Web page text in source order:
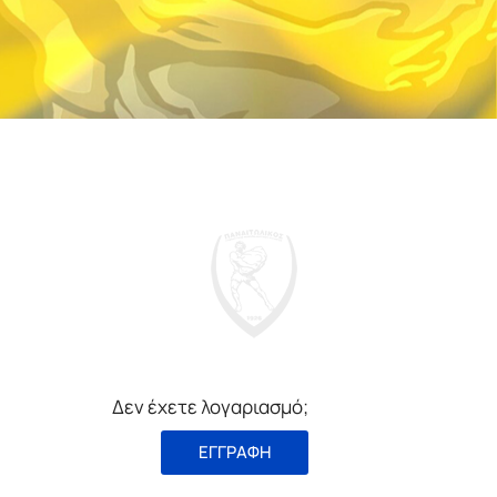
Δεν έχετε λογαριασμό;
ΕΓΓΡΑΦΗ